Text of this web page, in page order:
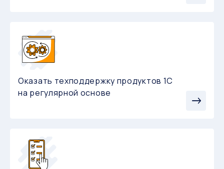
Оказать техподдержку продуктов 1С
на регулярной основе